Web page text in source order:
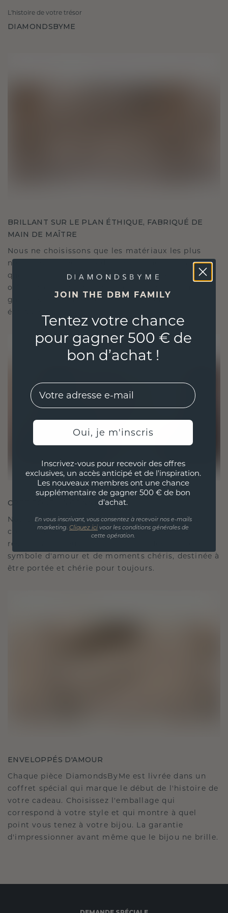
L'histoire de votre trésor
DIAMONDSBYME
BRILLANT SUR LE PLAN ÉTHIQUE, FABRIQUÉ DE
MAIN DE MAÎTRE
Nous ne choisissons que les matériaux les plus
nobles et respectueux de l'environnement, ainsi
que des diamants synthétiques. Nos experts en
orfèvrerie allient durabilité et savoir-faire inégalé,
garantissant ainsi que vos bijoux sont aussi
éthiques qu'exquis.
CRÉÉ POUR LA CONNEXION
Notre philosophie en matière de design est de
créer des liens, chaque pièce étant conçue pour
résister à l'épreuve du temps. Elle devient votre
symbole d'amour et de moments chéris, destinée à
être portée et chérie pour toujours.
ENVELOPPÉS D'AMOUR
Chaque pièce DiamondsByMe est livrée dans un
coffret spécial qui marque le début de l'histoire de
votre cadeau. Choisissez l'emballage qui
correspond à votre style et qui montre à quel
point vous tenez à votre bijou. La garantie
d'impressionner avant même que le bijou ne brille.
JOIN THE DBM FAMILY
Tentez votre chance
pour gagner 500 € de
bon d’achat !
EMail
Oui, je m'inscris
Inscrivez-vous pour recevoir des offres
exclusives, un accès anticipé et de l'inspiration.
Les nouveaux membres ont une chance
supplémentaire de gagner 500 € de bon
d'achat.
En vous inscrivant, vous consentez à recevoir nos e-mails
marketing. Cliquez ici voor les conditions générales de
cette opération.